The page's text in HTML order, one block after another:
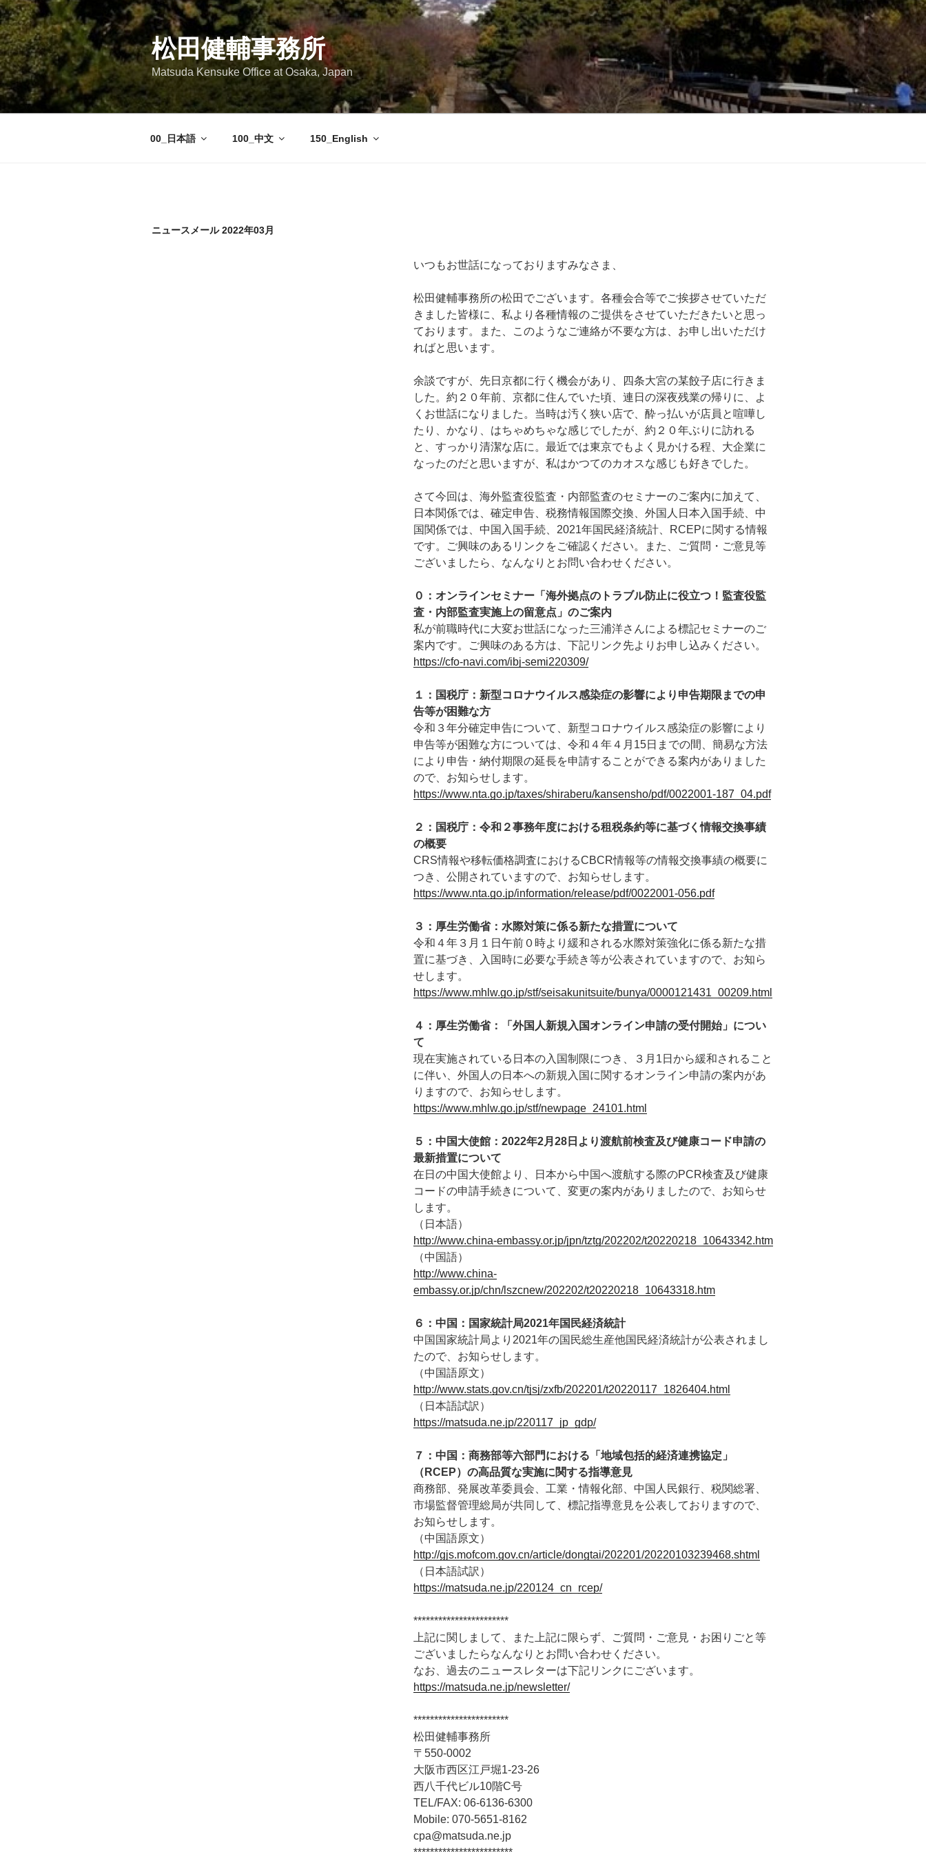
コ
ン
テ
ン
ツ
へ
ス
松田健輔事務所
Matsuda Kensuke Office at Osaka, Japan
00_日本語 100_中文 150_English
ニュースメール 2022年03月
いつもお世話になっておりますみなさま、
松田健輔事務所の松田でございます。各種会合等でご挨拶させていただ
きました皆様に、私より各種情報のご提供をさせていただきたいと思っ
ております。また、このようなご連絡が不要な方は、お申し出いただけ
ればと思います。
余談ですが、先日京都に行く機会があり、四条大宮の某餃子店に行きま
した。約２０年前、京都に住んでいた頃、連日の深夜残業の帰りに、よ
くお世話になりました。当時は汚く狭い店で、酔っ払いが店員と喧嘩し
たり、かなり、はちゃめちゃな感じでしたが、約２０年ぶりに訪れる
と、すっかり清潔な店に。最近では東京でもよく見かける程、大企業に
なったのだと思いますが、私はかつてのカオスな感じも好きでした。
さて今回は、海外監査役監査・内部監査のセミナーのご案内に加えて、
日本関係では、確定申告、税務情報国際交換、外国人日本入国手続、中
国関係では、中国入国手続、2021年国民経済統計、RCEPに関する情報
です。ご興味のあるリンクをご確認ください。また、ご質問・ご意見等
ございましたら、なんなりとお問い合わせください。
０：オンラインセミナー「海外拠点のトラブル防止に役立つ！監査役監
査・内部監査実施上の留意点」のご案内
私が前職時代に大変お世話になった三浦洋さんによる標記セミナーのご
案内です。ご興味のある方は、下記リンク先よりお申し込みください。
https://cfo-navi.com/ibj-semi220309/
１：国税庁：新型コロナウイルス感染症の影響により申告期限までの申
告等が困難な方
令和３年分確定申告について、新型コロナウイルス感染症の影響により
申告等が困難な方については、令和４年４月15日までの間、簡易な方法
により申告・納付期限の延長を申請することができる案内がありました
ので、お知らせします。
https://www.nta.go.jp/taxes/shiraberu/kansensho/pdf/0022001-187_04.pdf
２：国税庁：令和２事務年度における租税条約等に基づく情報交換事績
の概要
CRS情報や移転価格調査におけるCBCR情報等の情報交換事績の概要に
つき、公開されていますので、お知らせします。
https://www.nta.go.jp/information/release/pdf/0022001-056.pdf
３：厚生労働省：水際対策に係る新たな措置について
令和４年３月１日午前０時より緩和される水際対策強化に係る新たな措
置に基づき、入国時に必要な手続き等が公表されていますので、お知ら
せします。
https://www.mhlw.go.jp/stf/seisakunitsuite/bunya/0000121431_00209.html
４：厚生労働省：「外国人新規入国オンライン申請の受付開始」につい
て
現在実施されている日本の入国制限につき、３月1日から緩和されること
に伴い、外国人の日本への新規入国に関するオンライン申請の案内があ
りますので、お知らせします。
https://www.mhlw.go.jp/stf/newpage_24101.html
５：中国大使館：2022年2月28日より渡航前検査及び健康コード申請の
最新措置について
在日の中国大使館より、日本から中国へ渡航する際のPCR検査及び健康
コードの申請手続きについて、変更の案内がありましたので、お知らせ
します。
（日本語）
http://www.china-embassy.or.jp/jpn/tztg/202202/t20220218_10643342.htm
（中国語）
http://www.china-
embassy.or.jp/chn/lszcnew/202202/t20220218_10643318.htm
６：中国：国家統計局2021年国民経済統計
中国国家統計局より2021年の国民総生産他国民経済統計が公表されまし
たので、お知らせします。
（中国語原文）
http://www.stats.gov.cn/tjsj/zxfb/202201/t20220117_1826404.html
（日本語試訳）
https://matsuda.ne.jp/220117_jp_gdp/
７：中国：商務部等六部門における「地域包括的経済連携協定」
（RCEP）の高品質な実施に関する指導意見
商務部、発展改革委員会、工業・情報化部、中国人民銀行、税関総署、
市場監督管理総局が共同して、標記指導意見を公表しておりますので、
お知らせします。
（中国語原文）
http://gjs.mofcom.gov.cn/article/dongtai/202201/20220103239468.shtml
（日本語試訳）
https://matsuda.ne.jp/220124_cn_rcep/
***********************
上記に関しまして、また上記に限らず、ご質問・ご意見・お困りごと等
ございましたらなんなりとお問い合わせください。
なお、過去のニュースレターは下記リンクにございます。
https://matsuda.ne.jp/newsletter/
***********************
松田健輔事務所
〒550-0002
大阪市西区江戸堀1-23-26
西八千代ビル10階C号
TEL/FAX: 06-6136-6300
Mobile: 070-5651-8162
cpa@matsuda.ne.jp